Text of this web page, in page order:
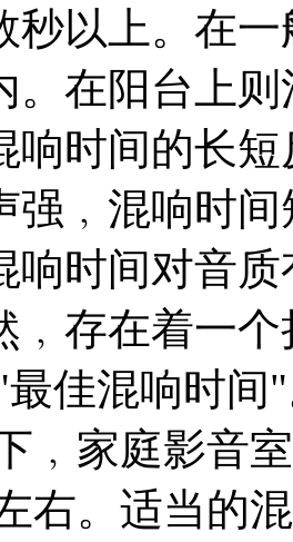
秒以上。在
。在阳台上
响时间的长
强﹐混响时
响时间对音
﹐存在着一
最佳混响时
﹐家庭影音
右。适当的